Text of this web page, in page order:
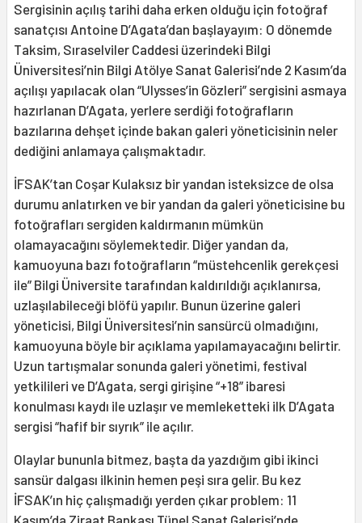
Sergisinin açılış tarihi daha erken olduğu için fotoğraf
sanatçısı Antoine D’Agata’dan başlayayım: O dönemde
Taksim, Sıraselviler Caddesi üzerindeki Bilgi
Üniversitesi’nin Bilgi Atölye Sanat Galerisi’nde 2 Kasım’da
açılışı yapılacak olan “Ulysses’in Gözleri” sergisini asmaya
hazırlanan D’Agata, yerlere serdiği fotoğrafların
bazılarına dehşet içinde bakan galeri yöneticisinin neler
dediğini anlamaya çalışmaktadır.
İFSAK’tan Coşar Kulaksız bir yandan isteksizce de olsa
durumu anlatırken ve bir yandan da galeri yöneticisine bu
fotoğrafları sergiden kaldırmanın mümkün
olamayacağını söylemektedir. Diğer yandan da,
kamuoyuna bazı fotoğrafların “müstehcenlik gerekçesi
ile” Bilgi Üniversite tarafından kaldırıldığı açıklanırsa,
uzlaşılabileceği blöfü yapılır. Bunun üzerine galeri
yöneticisi, Bilgi Üniversitesi’nin sansürcü olmadığını,
kamuoyuna böyle bir açıklama yapılamayacağını belirtir.
Uzun tartışmalar sonunda galeri yönetimi, festival
yetkilileri ve D’Agata, sergi girişine “+18” ibaresi
konulması kaydı ile uzlaşır ve memleketteki ilk D’Agata
sergisi “hafif bir sıyrık” ile açılır.
Olaylar bununla bitmez, başta da yazdığım gibi ikinci
sansür dalgası ilkinin hemen peşi sıra gelir. Bu kez
İFSAK’ın hiç çalışmadığı yerden çıkar problem: 11